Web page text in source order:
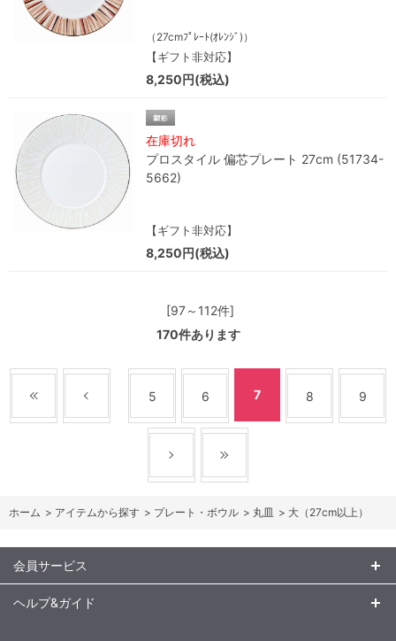
（27cmﾌﾟﾚｰﾄ(ｵﾚﾝｼﾞ)）
【ギフト非対応】
8,250円(税込)
在庫切れ
プロスタイル 偏芯プレート 27cm (51734-
5662)
【ギフト非対応】
8,250円(税込)
[97～112件]
170件あります
5 6 7 8 9
ホーム > アイテムから探す > プレート・ボウル > 丸皿 > 大（27cm以上）
会員サービス
ヘルプ&ガイド